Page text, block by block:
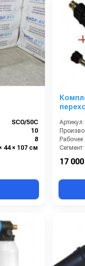
SCO/50C
10
8
44 × 107 см
Артикул:
Сегмент:
17